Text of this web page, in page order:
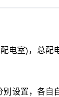
电室)，总
设置，各